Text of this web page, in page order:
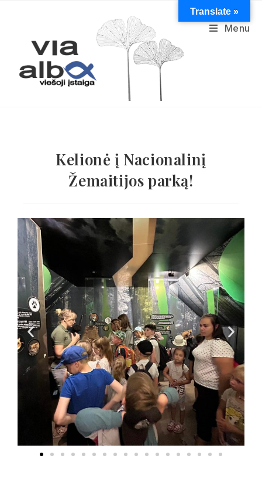
Menu
Kelionė į Nacionalinį
Žemaitijos parką!
Translate »